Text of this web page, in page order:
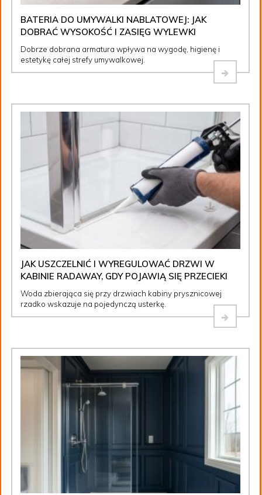
BATERIA DO UMYWALKI NABLATOWEJ: JAK
DOBRAĆ WYSOKOŚĆ I ZASIĘG WYLEWKI
Dobrze dobrana armatura wpływa na wygodę, higienę i
estetykę całej strefy umywalkowej.
JAK USZCZELNIĆ I WYREGULOWAĆ DRZWI W
KABINIE RADAWAY, GDY POJAWIĄ SIĘ PRZECIEKI
Woda zbierająca się przy drzwiach kabiny prysznicowej
rzadko wskazuje na pojedynczą usterkę.